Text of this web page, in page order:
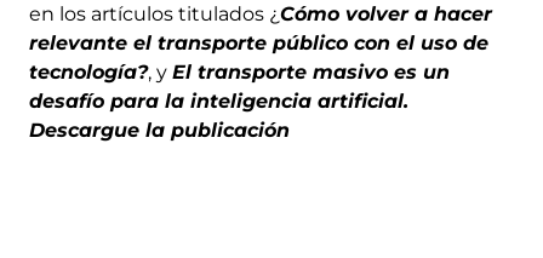
en los artículos titulados ¿Cómo volver a hacer
relevante el transporte público con el uso de
tecnología?, y El transporte masivo es un
desafío para la inteligencia artificial.
Descargue la publicación